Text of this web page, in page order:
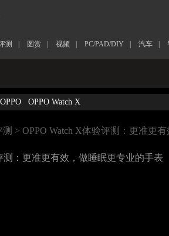
测 图赏 视频 PC/PAD/DIY 汽车
OPPO OPPO Watch X
测 > OPPO Watch X体验评测：更准更